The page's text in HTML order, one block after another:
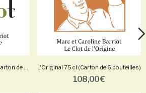
L'Original 75 cl (Carton de 6 bouteilles)
108,00 €